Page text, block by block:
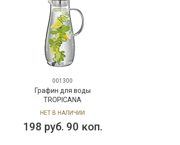
001300
Графин для воды
TROPICANA
НЕТ В НАЛИЧИИ
198 руб. 90 коп.